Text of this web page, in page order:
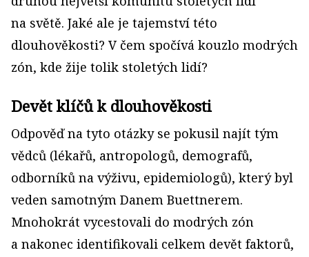
na světě. Jaké ale je tajemství této
dlouhověkosti? V čem spočívá kouzlo modrých
zón, kde žije tolik stoletých lidí?
Devět klíčů k dlouhověkosti
Odpověď na tyto otázky se pokusil najít tým
vědců (lékařů, antropologů, demografů,
odborníků na výživu, epidemiologů), který byl
veden samotným Danem Buettnerem.
Mnohokrát vycestovali do modrých zón
a nakonec identifikovali celkem devět faktorů,